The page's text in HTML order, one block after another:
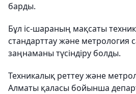
барды.
Бұл іс-шараның мақсаты
стандарттау және метрология
заңнаманы түсіндіру болды.
Техникалық реттеу және
Алматы қаласы бойынша